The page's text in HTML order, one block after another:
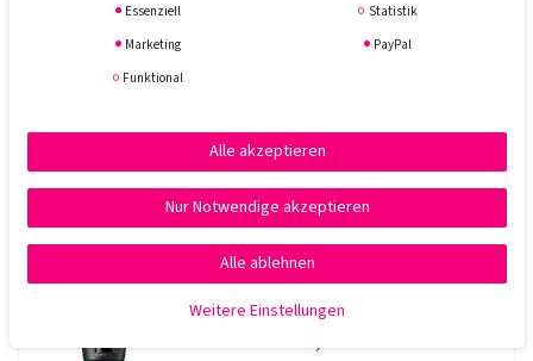
In den Warenkorb
*inkl. ges. MwSt.zzgl.Versandkosten
Dualsense Men Power Gel 150ml
9,90 € *
Essenziell
Statistik
Marketing
PayPal
Funktional
Alle akzeptieren
Nur Notwendige akzeptieren
Alle ablehnen
Weitere Einstellungen